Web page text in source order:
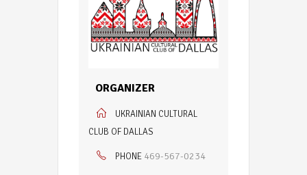
ORGANIZER
UKRAINIAN CULTURAL
CLUB OF DALLAS
PHONE 469-567-0234